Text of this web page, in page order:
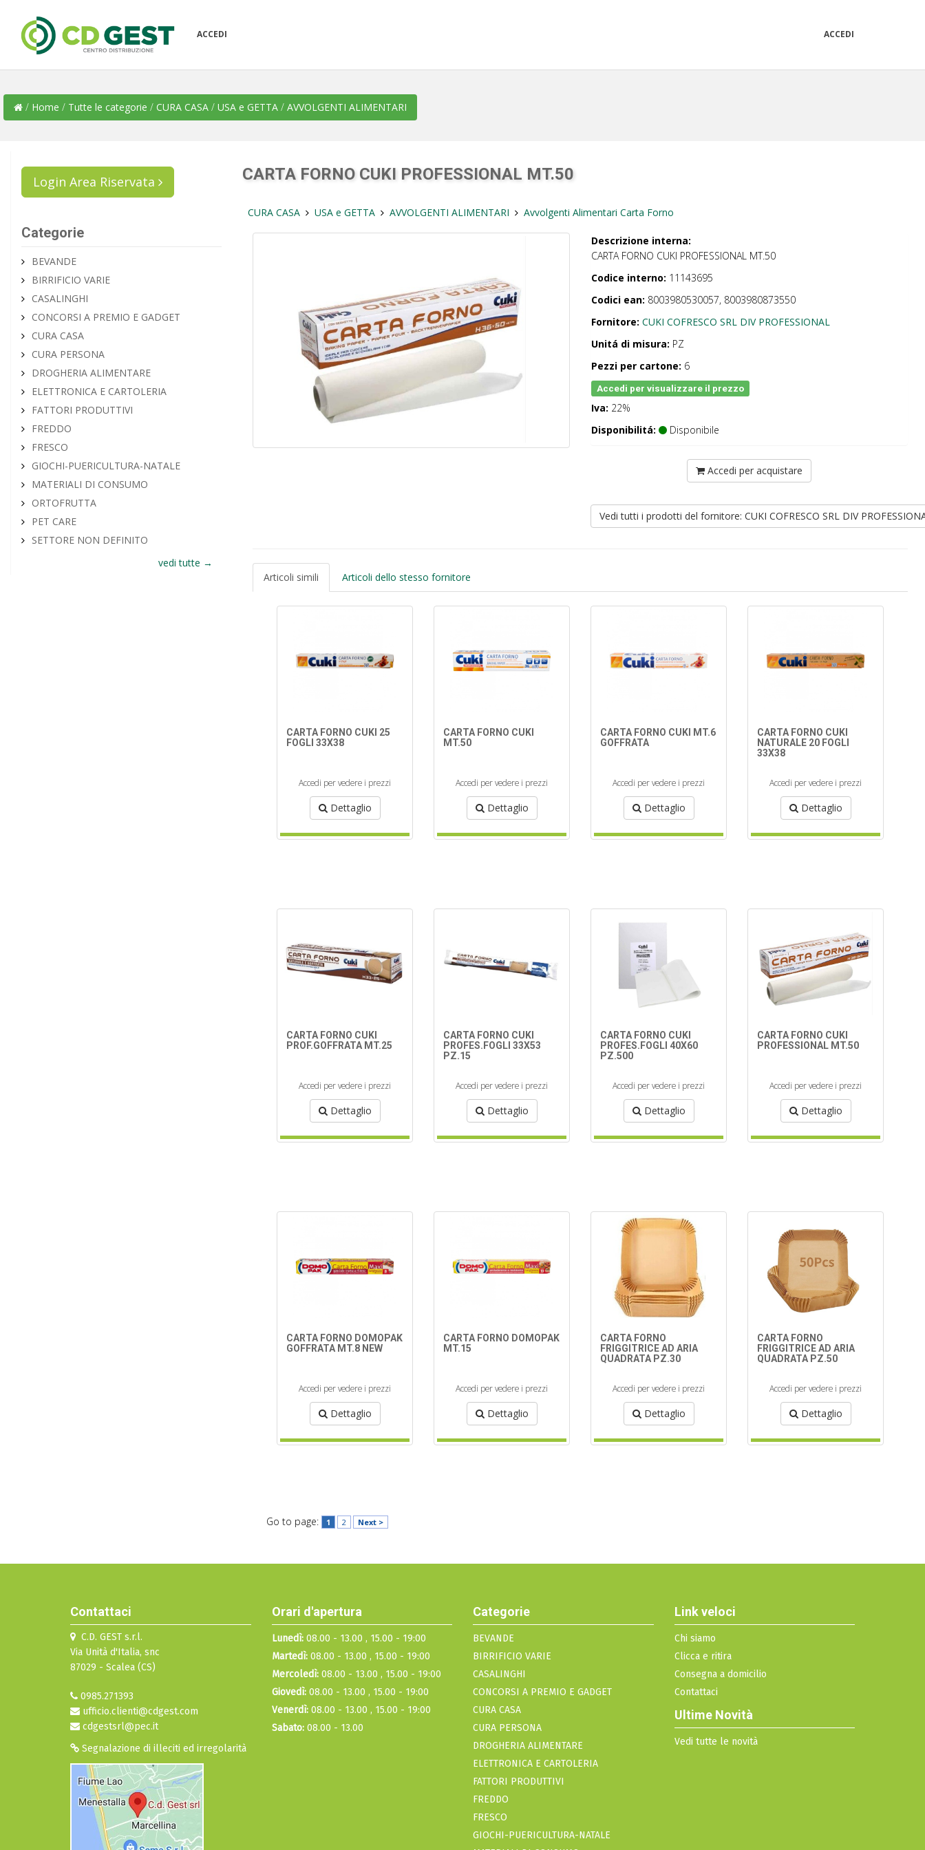
ACCEDI ACCEDI
/ Home / Tutte le categorie / CURA CASA / USA e GETTA / AVVOLGENTI ALIMENTARI
Login Area Riservata
Categorie
BEVANDE
BIRRIFICIO VARIE
CASALINGHI
CONCORSI A PREMIO E GADGET
CURA CASA
CURA PERSONA
DROGHERIA ALIMENTARE
ELETTRONICA E CARTOLERIA
FATTORI PRODUTTIVI
FREDDO
FRESCO
GIOCHI-PUERICULTURA-NATALE
MATERIALI DI CONSUMO
ORTOFRUTTA
PET CARE
SETTORE NON DEFINITO
vedi tutte →
CARTA FORNO CUKI PROFESSIONAL MT.50
CURA CASA USA e GETTA AVVOLGENTI ALIMENTARI Avvolgenti Alimentari Carta Forno
Descrizione interna:
CARTA FORNO CUKI PROFESSIONAL MT.50
Codice interno: 11143695
Codici ean: 8003980530057, 8003980873550
Fornitore: CUKI COFRESCO SRL DIV PROFESSIONAL
Unitá di misura: PZ
Pezzi per cartone: 6
Accedi per visualizzare il prezzo
Iva: 22%
Disponibilitá:
Disponibile
Accedi per acquistare
Vedi tutti i prodotti del fornitore: CUKI COFRESCO SRL DIV
Articoli simili Articoli dello stesso fornitore
CARTA FORNO CUKI 25
FOGLI 33X38
Accedi per vedere i prezzi
Dettaglio
CARTA FORNO CUKI
MT.50
Accedi per vedere i prezzi
Dettaglio
CARTA FORNO CUKI MT.6
GOFFRATA
Accedi per vedere i prezzi
Dettaglio
CARTA FORNO CUKI
NATURALE 20 FOGLI
33X38
Accedi per vedere i prezzi
Dettaglio
CARTA FORNO CUKI
PROF.GOFFRATA MT.25
Accedi per vedere i prezzi
Dettaglio
CARTA FORNO CUKI
PROFES.FOGLI 33X53
PZ.15
Accedi per vedere i prezzi
Dettaglio
CARTA FORNO CUKI
PROFES.FOGLI 40X60
PZ.500
Accedi per vedere i prezzi
Dettaglio
CARTA FORNO CUKI
PROFESSIONAL MT.50
Accedi per vedere i prezzi
Dettaglio
CARTA FORNO DOMOPAK
GOFFRATA MT.8 NEW
Accedi per vedere i prezzi
Dettaglio
CARTA FORNO DOMOPAK
MT.15
Accedi per vedere i prezzi
Dettaglio
CARTA FORNO
FRIGGITRICE AD ARIA
QUADRATA PZ.30
Accedi per vedere i prezzi
Dettaglio
CARTA FORNO
FRIGGITRICE AD ARIA
QUADRATA PZ.50
Accedi per vedere i prezzi
Dettaglio
Go to page: 1 2 Next >
Contattaci
C.D. GEST s.r.l.
Via Unità d'Italia, snc
87029 - Scalea (CS)
0985.271393
ufficio.clienti@cdgest.com
cdgestsrl@pec.it
Segnalazione di illeciti ed irregolarità
Orari d'apertura
Lunedì:08.00 - 13.00 , 15.00 - 19:00
Martedì:08.00 - 13.00 , 15.00 - 19:00
Mercoledì:08.00 - 13.00 , 15.00 - 19:00
Giovedì:08.00 - 13.00 , 15.00 - 19:00
Venerdì:08.00 - 13.00 , 15.00 - 19:00
Sabato:08.00 - 13.00
Categorie
BEVANDE
BIRRIFICIO VARIE
CASALINGHI
CONCORSI A PREMIO E GADGET
CURA CASA
CURA PERSONA
DROGHERIA ALIMENTARE
ELETTRONICA E CARTOLERIA
FATTORI PRODUTTIVI
FREDDO
FRESCO
GIOCHI-PUERICULTURA-NATALE
Link veloci
Chi siamo
Clicca e ritira
Consegna a domicilio
Contattaci
Ultime Novità
Vedi tutte le novità